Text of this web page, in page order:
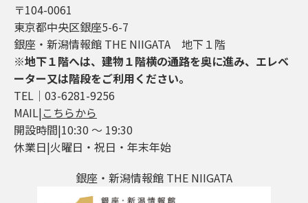
〒104-0061
東京都中央区銀座5-6-7
銀座・新潟情報館 THE NIIGATA 地下１階
※地下１階へは、建物１階横の通路を奥に進み、エレベ
ーター又は階段をご利用ください。
TEL│03-6281-9256
MAIL|こちらから
開設時間|10:30 ～ 19:30
休業日|火曜日・祝日・年末年始
銀座・新潟情報館 THE NIIGATA